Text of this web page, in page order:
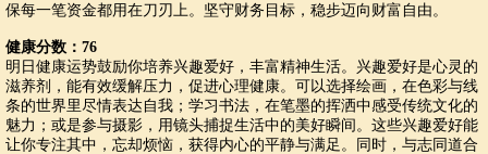
保每一笔资金都用在刀刃上。坚守财务目标，稳步迈向财富自由。
健康分数：76
明日健康运势鼓励你培养兴趣爱好，丰富精神生活。兴趣爱好是心灵的
滋养剂，能有效缓解压力，促进心理健康。可以选择绘画，在色彩与线
条的世界里尽情表达自我；学习书法，在笔墨的挥洒中感受传统文化的
魅力；或是参与摄影，用镜头捕捉生活中的美好瞬间。这些兴趣爱好能
让你专注其中，忘却烦恼，获得内心的平静与满足。同时，与志同道合